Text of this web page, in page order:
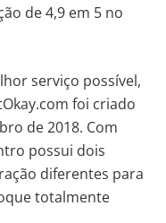
de 4,9 em 5 no
serviço possível,
foi criado
de 2018. Com
possui dois
diferentes para
totalmente